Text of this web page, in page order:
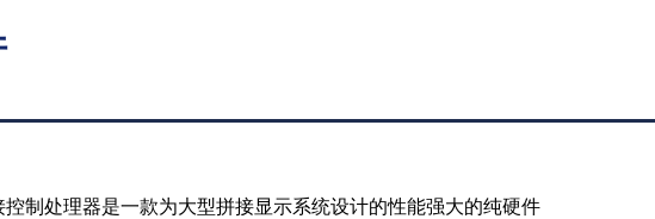
制处理器是一款为大型拼接显示系统设计的性能强大的纯硬件